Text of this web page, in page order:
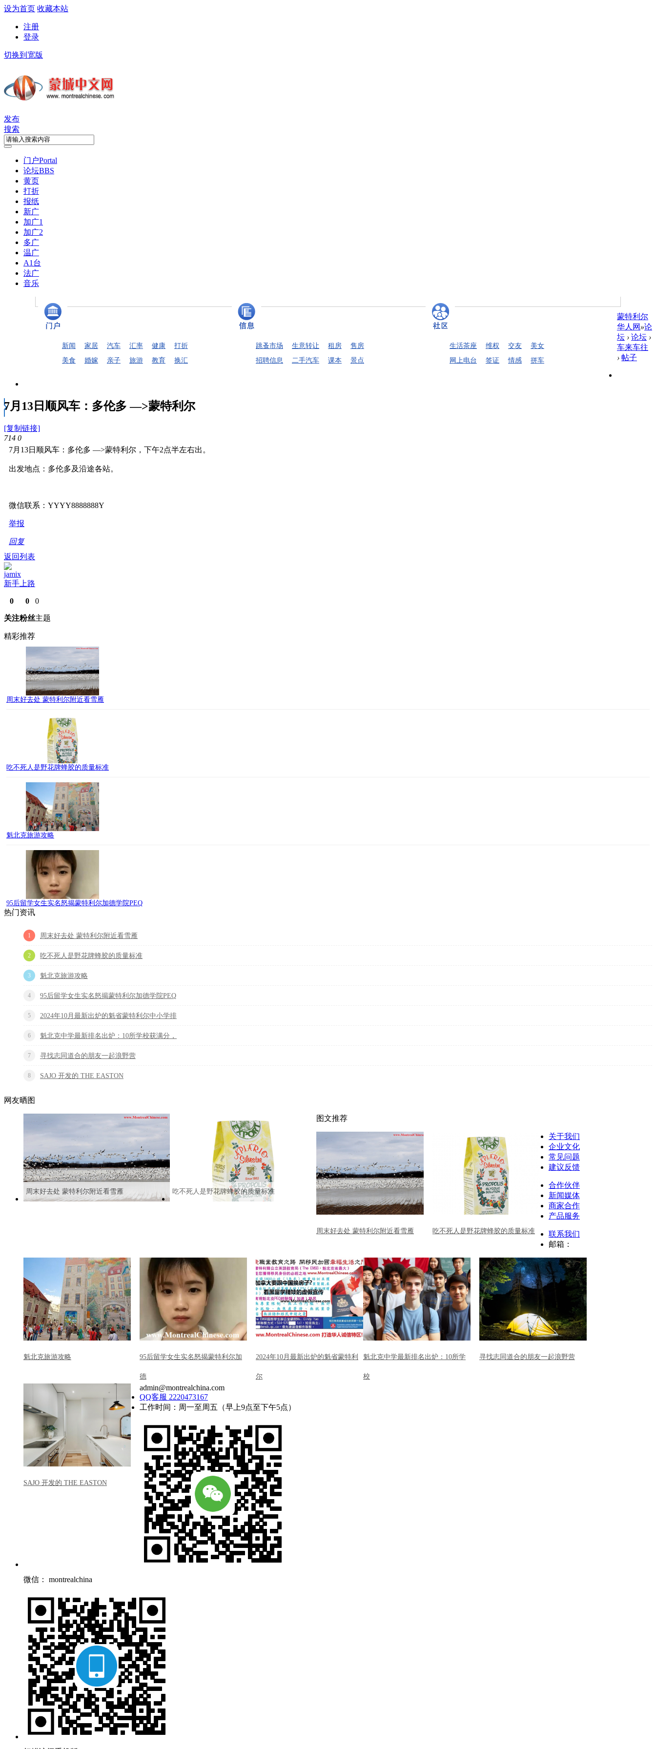
设为首页 收藏本站
注册
登录
切换到宽版
发布
搜索
门户Portal
论坛BBS
黄页
打折
报纸
新广
加广1
加广2
多广
温广
A1台
法广
音乐
新闻 家居 汽车 汇率 健康
打折
美食
婚嫁 亲子 旅游 教育 换汇
跳蚤市场 生意转让 租房
售房
招聘信息
二手汽车 课本 景点
生活茶座 维权 交友
美女
网上电台
签证 情感 拼车
蒙特利尔
华人网 »论
坛 › 论坛 ›
车来车往
› 帖子
7月13日顺风车：多伦多 —>蒙特利尔
[复制链接]
714 0
7月13日顺风车：多伦多 —>蒙特利尔，下午2点半左右出。
出发地点：多伦多及沿途各站。
微信联系：YYYY8888888Y
举报
回复
返回列表
jamix
新手上路
0
关注
0
粉丝
0
主题
精彩推荐
周末好去处 蒙特利尔附近看雪雁
吃不死人是野花牌蜂胶的质量标准
魁北克旅游攻略
95后留学女生实名怒揭蒙特利尔加德学院PEQ
热门资讯
1 周末好去处 蒙特利尔附近看雪雁
2 吃不死人是野花牌蜂胶的质量标准
3 魁北克旅游攻略
4 95后留学女生实名怒揭蒙特利尔加德学院PEQ
5 2024年10月最新出炉的魁省蒙特利尔中小学排
6 魁北克中学最新排名出炉：10所学校获满分，
7 寻找志同道合的朋友一起浪野营
8 SAJO 开发的 THE EASTON
网友晒图
周末好去处 蒙特利尔附近看雪雁 吃不死人是野花牌蜂胶的质量标准
图文推荐
周末好去处 蒙特利尔附近看雪雁 吃不死人是野花牌蜂胶的质量标准
魁北克旅游攻略 95后留学女生实名怒揭蒙特利尔加
德
2024年10月最新出炉的魁省蒙特利
尔
魁北克中学最新排名出炉：10所学
校
寻找志同道合的朋友一起浪野营
SAJO 开发的 THE EASTON
关于我们
企业文化
常见问题
建议反馈
合作伙伴
新闻媒体
商家合作
产品服务
联系我们
邮箱：
admin@montrealchina.com
QQ客服 2220473167
工作时间：周一至周五（早上9点至下午5点）
微信： montrealchina